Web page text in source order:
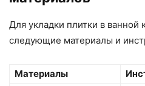
Для укладки плитки в ванной
следующие материалы и
Материалы